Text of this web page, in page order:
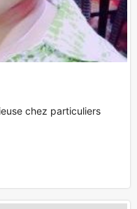
chez particuliers